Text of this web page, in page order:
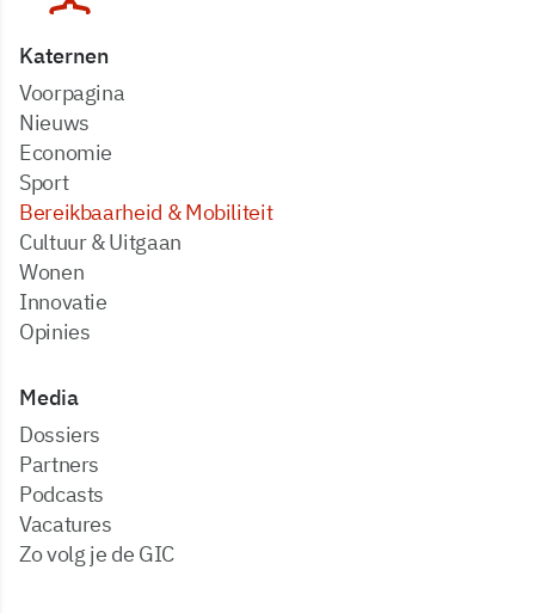
Katernen
Voorpagina
Nieuws
Economie
Sport
Bereikbaarheid & Mobiliteit
Cultuur & Uitgaan
Wonen
Innovatie
Opinies
Media
dossiers
partners
podcasts
vacatures
zo volg je de GIC